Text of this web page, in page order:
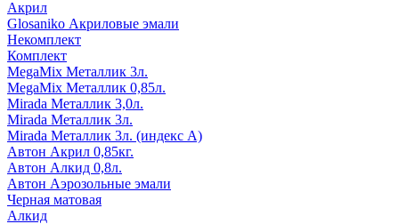
Акрил
Glosaniko Акриловые эмали
Некомплект
Комплект
MegaMix Металлик 3л.
MegaMix Металлик 0,85л.
Mirada Металлик 3,0л.
Mirada Металлик 3л.
Mirada Металлик 3л. (индекс А)
Автон Акрил 0,85кг.
Автон Алкид 0,8л.
Автон Аэрозольные эмали
Черная матовая
Алкид